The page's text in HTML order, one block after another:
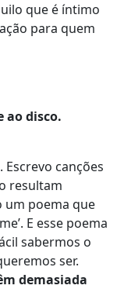
que é íntimo
para quem
ao disco.
canções
resultam
um poema que
E esse poema
sabermos o
ser.
demasiada